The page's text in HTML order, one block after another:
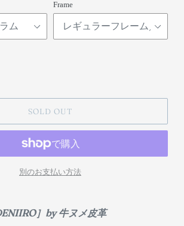
Frame
SOLD OUT
別のお支払い方法
］by 牛ヌメ皮革